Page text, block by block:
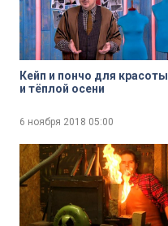
Кейп и пончо для красоты
и тёплой осени
6 ноября 2018 05:00